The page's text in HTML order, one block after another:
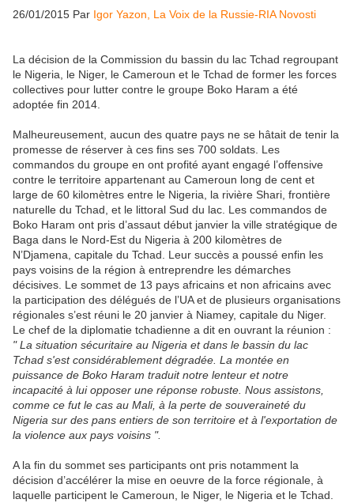
26/01/2015 Par Igor Yazon, La Voix de la Russie-RIA Novosti
La décision de la Commission du bassin du lac Tchad regroupant
le Nigeria, le Niger, le Cameroun et le Tchad de former les forces
collectives pour lutter contre le groupe Boko Haram a été
adoptée fin 2014.
Malheureusement, aucun des quatre pays ne se hâtait de tenir la
promesse de réserver à ces fins ses 700 soldats. Les
commandos du groupe en ont profité ayant engagé l’offensive
contre le territoire appartenant au Cameroun long de cent et
large de 60 kilomètres entre le Nigeria, la rivière Shari, frontière
naturelle du Tchad, et le littoral Sud du lac. Les commandos de
Boko Haram ont pris d’assaut début janvier la ville stratégique de
Baga dans le Nord-Est du Nigeria à 200 kilomètres de
N’Djamena, capitale du Tchad. Leur succès a poussé enfin les
pays voisins de la région à entreprendre les démarches
décisives. Le sommet de 13 pays africains et non africains avec
la participation des délégués de l’UA et de plusieurs organisations
régionales s’est réuni le 20 janvier à Niamey, capitale du Niger.
Le chef de la diplomatie tchadienne a dit en ouvrant la réunion :
" La situation sécuritaire au Nigeria et dans le bassin du lac
Tchad s'est considérablement dégradée. La montée en
puissance de Boko Haram traduit notre lenteur et notre
incapacité à lui opposer une réponse robuste. Nous assistons,
comme ce fut le cas au Mali, à la perte de souveraineté du
Nigeria sur des pans entiers de son territoire et à l'exportation de
la violence aux pays voisins ".
A la fin du sommet ses participants ont pris notamment la
décision d’accélérer la mise en oeuvre de la force régionale, à
laquelle participent le Cameroun, le Niger, le Nigeria et le Tchad.